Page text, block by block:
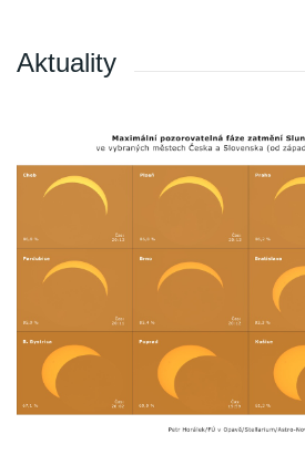
Aktuality